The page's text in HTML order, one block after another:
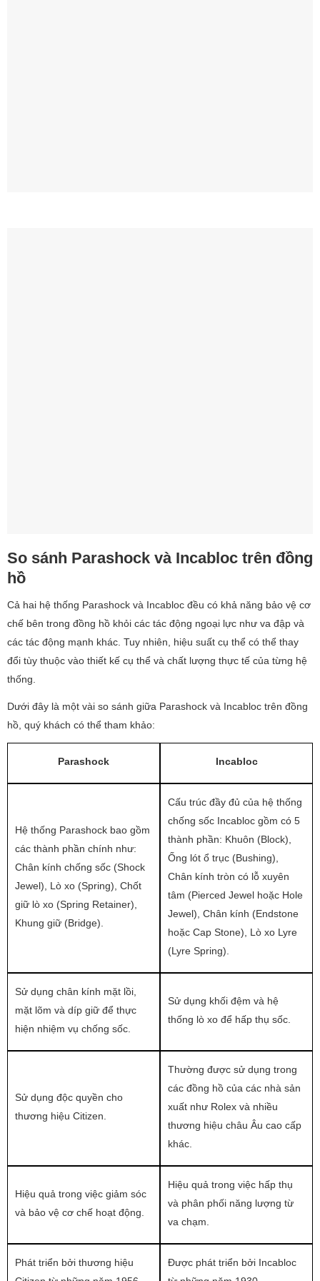
So sánh Parashock và Incabloc trên đồng
hồ
Cả hai hệ thống Parashock và Incabloc đều có khả năng bảo vệ cơ
chế bên trong đồng hồ khỏi các tác động ngoại lực như va đập và
các tác động mạnh khác. Tuy nhiên, hiệu suất cụ thể có thể thay
đổi tùy thuộc vào thiết kế cụ thể và chất lượng thực tế của từng hệ
thống.
Dưới đây là một vài so sánh giữa Parashock và Incabloc trên đồng
hồ, quý khách có thể tham khảo:
Parashock Incabloc
Hệ thống Parashock bao gồm
các thành phần chính như:
Chân kính chống sốc (Shock
Jewel), Lò xo (Spring), Chốt
giữ lò xo (Spring Retainer),
Khung giữ (Bridge).
Cấu trúc đầy đủ của hệ thống
chống sốc Incabloc gồm có 5
thành phần: Khuôn (Block),
Ống lót ổ trục (Bushing),
Chân kính tròn có lỗ xuyên
tâm (Pierced Jewel hoặc Hole
Jewel), Chân kính (Endstone
hoặc Cap Stone), Lò xo Lyre
(Lyre Spring).
Sử dụng chân kính mặt lồi,
mặt lõm và díp giữ để thực
hiện nhiệm vụ chống sốc.
Sử dụng khối đệm và hệ
thống lò xo để hấp thụ sốc.
Sử dụng độc quyền cho
thương hiệu Citizen.
Thường được sử dụng trong
các đồng hồ của các nhà sản
xuất như Rolex và nhiều
thương hiệu châu Âu cao cấp
khác.
Hiệu quả trong việc giảm sóc
và bảo vệ cơ chế hoạt động.
Hiệu quả trong việc hấp thụ
và phân phối năng lượng từ
va chạm.
Phát triển bởi thương hiệu
Được phát triển bởi Incabloc